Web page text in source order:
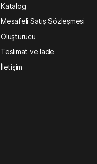
Katalog
Mesafeli Satış Sözleşmesi
Oluşturucu
Teslimat ve İade
İletişim